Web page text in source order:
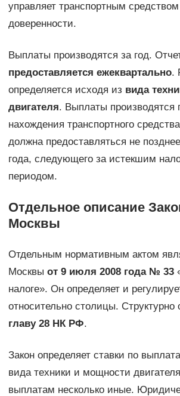
управляет транспортным
доверенности.
Выплаты производятся за год.
предоставляется ежеквартально.
определяется исходя из вида
двигателя. Выплаты производятся
нахождения транспортного
должна предоставляться не
года, следующего за истекшим
периодом.
Отдельное описание
Москвы
Отдельным нормативным актом
Москвы от 9 июля 2008 года № 33
налоге». Он определяет и
относительно столицы. Структурно
главу 28 НК РФ.
Закон определяет ставки по
вида техники и мощности
выплатам несколько иные.